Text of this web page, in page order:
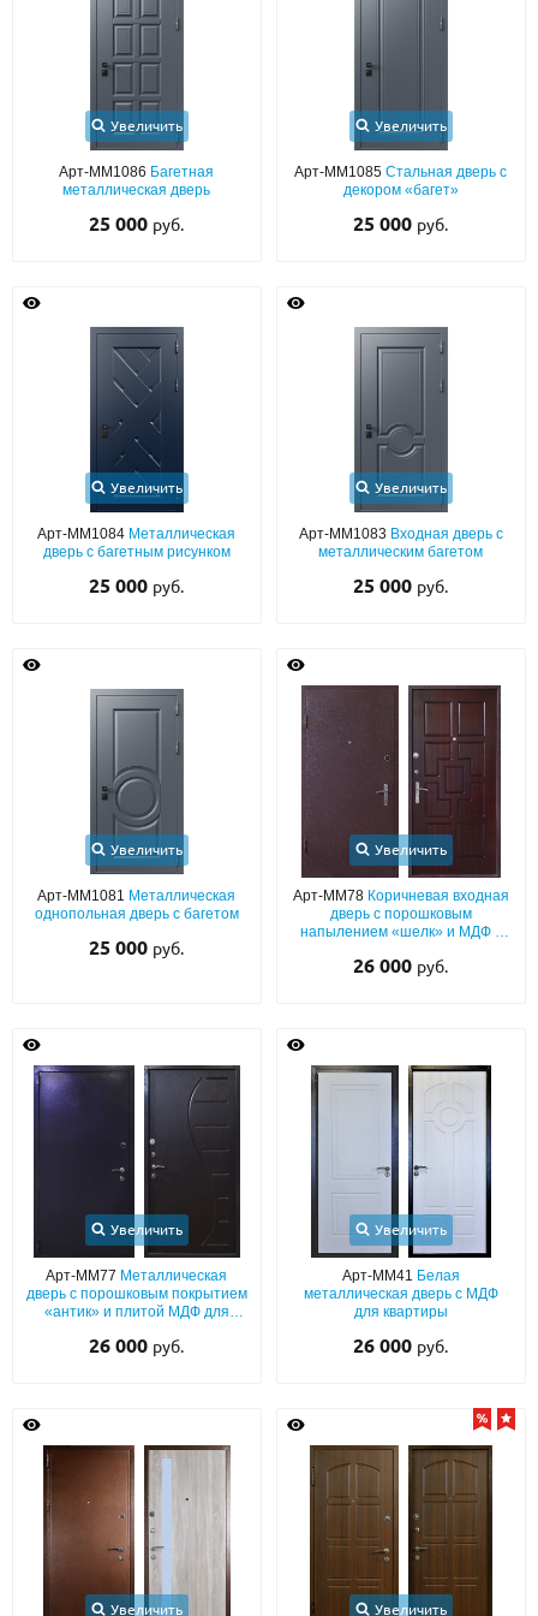
Увеличить
Арт-ММ1086 Багетная
металлическая дверь
25 000 руб.
Увеличить
Арт-ММ1085Стальная дверь с
декором «багет»
25 000 руб.
Увеличить
Арт-ММ1084 Металлическая
дверь с багетным рисунком
25 000 руб.
Увеличить
Арт-ММ1083 Входная дверь с
металлическим багетом
25 000 руб.
Увеличить
Арт-ММ1081 Металлическая
однопольная дверь с багетом
25 000 руб.
Увеличить
Арт-ММ78 Коричневая входная
дверь с порошковым
напылением «шелк» и МДФ с
26 000 руб.
Увеличить
Арт-ММ77 Металлическая
дверь с порошковым покрытием
«антик» и плитой МДФ для
26 000 руб.
Увеличить
Арт-ММ41 Белая
металлическая дверь с МДФ
для квартиры
26 000 руб.
Увеличить Увеличить